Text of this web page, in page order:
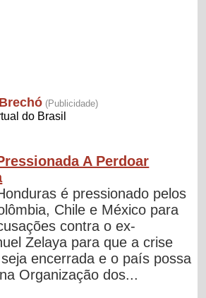
A Perdoar
é pressionado pelos
Chile e México para
contra o ex-
Zelaya para que a crise
encerrada e o país possa
Organização dos...